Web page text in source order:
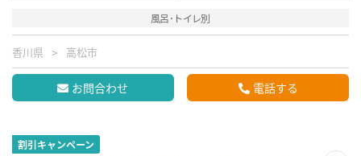
風呂･トイレ別
香川県 高松市
お問合わせ 電話する
割引キャンペーン